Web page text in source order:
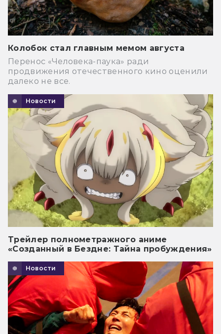
Колобок стал главным мемом августа
Перенос «Человека-паука» ради
продвижения отечественного кино оценили
далеко не все.
Новости
Трейлер полнометражного аниме
«Созданный в Бездне: Тайна пробуждения»
Новости